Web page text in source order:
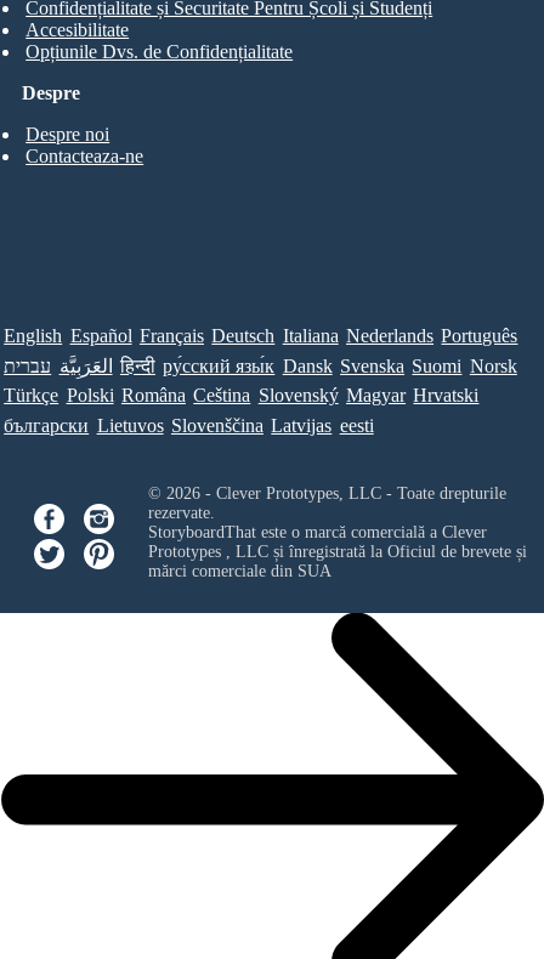
Despre
Despre noi
Contacteaza-ne
Confidențialitate și Securitate Pentru Școli și Studenți
Accesibilitate
Opțiunile Dvs. de Confidențialitate
English Español Français Deutsch Italiana Nederlands Português
עברית العَرَبِيَّة हिन्दी ру́сский язы́к Dansk Svenska Suomi Norsk
Türkçe Polski Româna Ceština Slovenský Magyar Hrvatski
български Lietuvos Slovenščina Latvijas eesti
© 2026 - Clever Prototypes, LLC - Toate drepturile
rezervate.
StoryboardThat este o marcă comercială a Clever
Prototypes , LLCși înregistrată la Oficiul de brevete și
mărci comerciale din SUA